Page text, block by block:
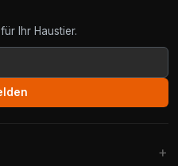
Ihr Haustier.